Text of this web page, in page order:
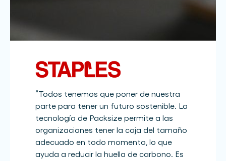
“Todos tenemos que poner de nuestra
parte para tener un futuro sostenible. La
tecnología de Packsize permite a las
organizaciones tener la caja del tamaño
adecuado en todo momento, lo que
ayuda a reducir la huella de carbono. Es